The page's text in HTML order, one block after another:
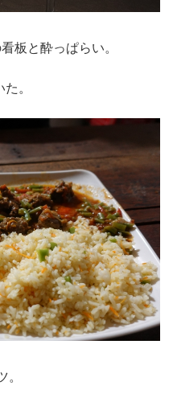
板と酔っぱらい。
。
。